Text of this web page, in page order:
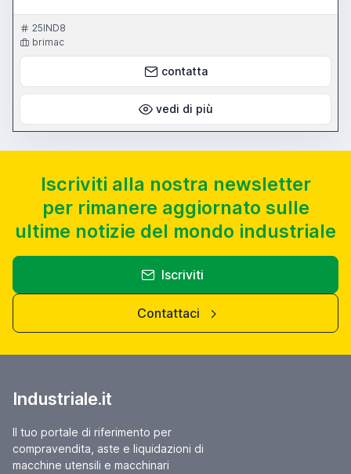
25IND8
brimac
contatta
vedi di più
Iscriviti alla nostra newsletter
per rimanere aggiornato sulle
ultime notizie del mondo industriale
Iscriviti
Contattaci
Industriale.it
Il tuo portale di riferimento per
compravendita, aste e liquidazioni di
macchine utensili e macchinari